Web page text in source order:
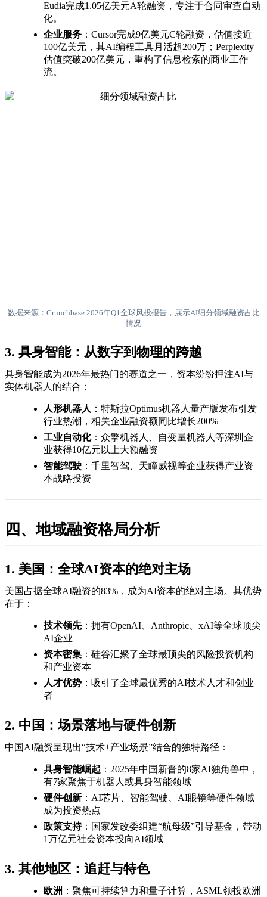
Eudia完成1.05亿美元A轮融资，专注于合同审查自动
化。
企业服务 ：Cursor完成9亿美元C轮融资，估值接近
100亿美元，其AI编程工具月活超200万；Perplexity
估值突破200亿美元，重构了信息检索的商业工作
流。
数据来源：Crunchbase 2026年Q1全球风投报告，展示AI细分领域融资占比
情况
3. 具身智能：从数字到物理的跨越
具身智能成为2026年最热门的赛道之一，资本纷纷押注AI与
实体机器人的结合：
人形机器人 ：特斯拉Optimus机器人量产版发布引发
行业热潮，相关企业融资额同比增长200%
工业自动化：众擎机器人、自变量机器人等深圳企
业获得10亿元以上大额融资
智能驾驶 ：千里智驾、天瞳威视等企业获得产业资
本战略投资
四、地域融资格局分析
1. 美国：全球AI资本的绝对主场
美国占据全球AI融资的83%，成为AI资本的绝对主场。其优势
在于：
技术领先：拥有OpenAI、Anthropic、xAI等全球顶尖
AI企业
资本密集 ：硅谷汇聚了全球最顶尖的风险投资机构
和产业资本
人才优势 ：吸引了全球最优秀的AI技术人才和创业
者
2. 中国：场景落地与硬件创新
中国AI融资呈现出“技术+产业场景”结合的独特路径：
具身智能崛起 ：2025年中国新晋的8家AI独角兽中，
有7家聚焦于机器人或具身智能领域
硬件创新 ：AI芯片、智能驾驶、AI眼镜等硬件领域
成为投资热点
政策支持：国家发改委组建“航母级”引导基金，带动
1万亿元社会资本投向AI领域
3. 其他地区：追赶与特色
欧洲 ：聚焦可持续算力和量子计算，ASML领投欧洲